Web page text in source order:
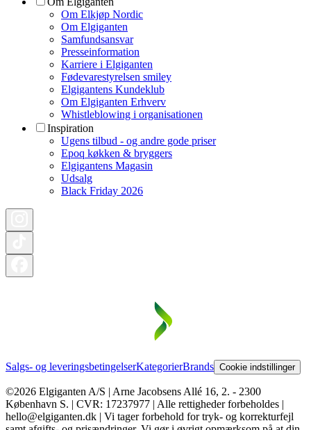
Om Elkjøp Nordic
Om Elgiganten
Samfundsansvar
Presseinformation
Karriere i Elgiganten
Fødevarestyrelsen smiley
Elgigantens Kundeklub
Om Elgiganten Erhverv
Whistleblowing i organisationen
Inspiration
Ugens tilbud - og andre gode priser
Epoq køkken & bryggers
Elgigantens Magasin
Udsalg
Black Friday 2026
Salgs- og leveringsbetingelserKategorierBrands Cookie indstillinger
©2026 Elgiganten A/S | Arne Jacobsens Allé 16, 2. - 2300
København S. | CVR: 17237977 | Alle rettigheder forbeholdes |
hello@elgiganten.dk | Vi tager forbehold for tryk- og korrekturfejl